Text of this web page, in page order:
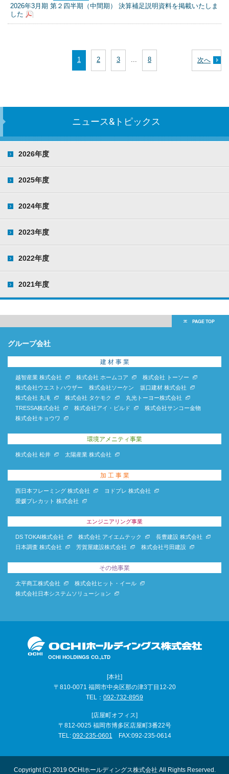
2026年3月期 第２四半期（中間期） 決算補足説明資料を掲載いたしま
した
次へ
1 2 3 ... 8
ニュース&トピックス
2026年度
2025年度
2024年度
2023年度
2022年度
2021年度
グループ会社
建 材 事 業
越智産業 株式会社 株式会社 ホームコア
株式会社 トーソー
株式会社ウエストハウザー
株式会社ソーケン
坂口建材 株式会社
株式会社 丸滝
株式会社 タケモク
丸光トーヨー株式会社
TRESSA株式会社
株式会社アイ・ビルド
株式会社サンコー金物
株式会社キョウワ
環境アメニティ事業
株式会社 松井 太陽産業 株式会社
加 工 事 業
西日本フレーミング 株式会社
ヨドプレ 株式会社
愛媛プレカット 株式会社
エンジニアリング事業
DS TOKAI株式会社 株式会社 アイエムテック
長豊建設 株式会社
日本調査 株式会社
芳賀屋建設株式会社 株式会社弓田建設
その他事業
太平商工株式会社
株式会社ヒット・イール
株式会社日本システムソリューション
[本社]
〒810-0071 福岡市中央区那の津3丁目12-20
TEL： 092-732-8959
[店屋町オフィス]
〒812-0025 福岡市博多区店屋町3番22号
TEL: 092-235-0601 FAX:092-235-0614
Copyright (C) 2019 OCHIホールディングス株式会社 All Rights Reserved.